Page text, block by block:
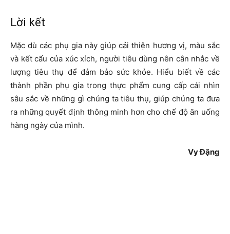
Lời kết
Mặc dù các phụ gia này giúp cải thiện hương vị, màu sắc
và kết cấu của xúc xích, người tiêu dùng nên cân nhắc về
lượng tiêu thụ để đảm bảo sức khỏe. Hiểu biết về các
thành phần phụ gia trong thực phẩm cung cấp cái nhìn
sâu sắc về những gì chúng ta tiêu thụ, giúp chúng ta đưa
ra những quyết định thông minh hơn cho chế độ ăn uống
hàng ngày của mình.
Vy Đặng